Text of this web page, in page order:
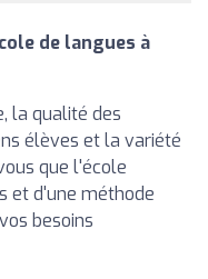
de langues à
la qualité des
élèves et la variété
que l'école
et d'une méthode
besoins